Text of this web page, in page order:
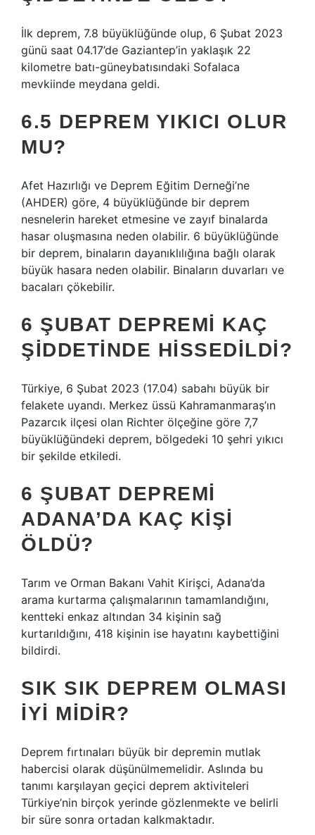
İlk deprem, 7.8 büyüklüğünde olup, 6 Şubat 2023
günü saat 04.17’de Gaziantep’in yaklaşık 22
kilometre batı-güneybatısındaki Sofalaca
mevkiinde meydana geldi.
6.5 DEPREM YIKICI OLUR
MU?
Afet Hazırlığı ve Deprem Eğitim Derneği’ne
(AHDER) göre, 4 büyüklüğünde bir deprem
nesnelerin hareket etmesine ve zayıf binalarda
hasar oluşmasına neden olabilir. 6 büyüklüğünde
bir deprem, binaların dayanıklılığına bağlı olarak
büyük hasara neden olabilir. Binaların duvarları ve
bacaları çökebilir.
6 ŞUBAT DEPREMI KAÇ
ŞIDDETINDE HISSEDILDI?
Türkiye, 6 Şubat 2023 (17.04) sabahı büyük bir
felakete uyandı. Merkez üssü Kahramanmaraş’ın
Pazarcık ilçesi olan Richter ölçeğine göre 7,7
büyüklüğündeki deprem, bölgedeki 10 şehri yıkıcı
bir şekilde etkiledi.
6 ŞUBAT DEPREMI
ADANA’DA KAÇ KIŞI
ÖLDÜ?
Tarım ve Orman Bakanı Vahit Kirişci, Adana’da
arama kurtarma çalışmalarının tamamlandığını,
kentteki enkaz altından 34 kişinin sağ
kurtarıldığını, 418 kişinin ise hayatını kaybettiğini
bildirdi.
SIK SIK DEPREM OLMASI
IYI MIDIR?
Deprem fırtınaları büyük bir depremin mutlak
habercisi olarak düşünülmemelidir. Aslında bu
tanımı karşılayan geçici deprem aktiviteleri
Türkiye’nin birçok yerinde gözlenmekte ve belirli
bir süre sonra ortadan kalkmaktadır.